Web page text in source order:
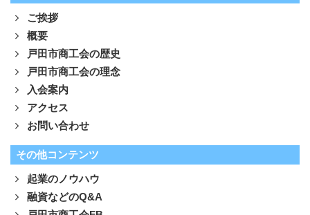
ご挨拶
概要
戸田市商工会の歴史
戸田市商工会の理念
入会案内
アクセス
お問い合わせ
その他コンテンツ
起業のノウハウ
融資などのQ&A